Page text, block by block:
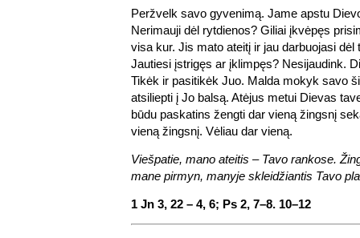
Peržvelk savo gyvenimą. Jame apstu
Nerimauji dėl rytdienos? Giliai įkvėpęs
visa kur. Jis mato ateitį ir jau darbuojasi dėl
Jautiesi įstrigęs ar įklimpęs? Nesijaudink.
Tikėk ir pasitikėk Juo. Malda mokyk savo
atsiliepti į Jo balsą. Atėjus metui Dievas
būdu paskatins žengti dar vieną žingsnį
vieną žingsnį. Vėliau dar vieną.
Viešpatie, mano ateitis – Tavo rankose.
mane pirmyn, manyje skleidžiantis Tavo
1 Jn 3, 22 – 4, 6; Ps 2, 7–8. 10–12